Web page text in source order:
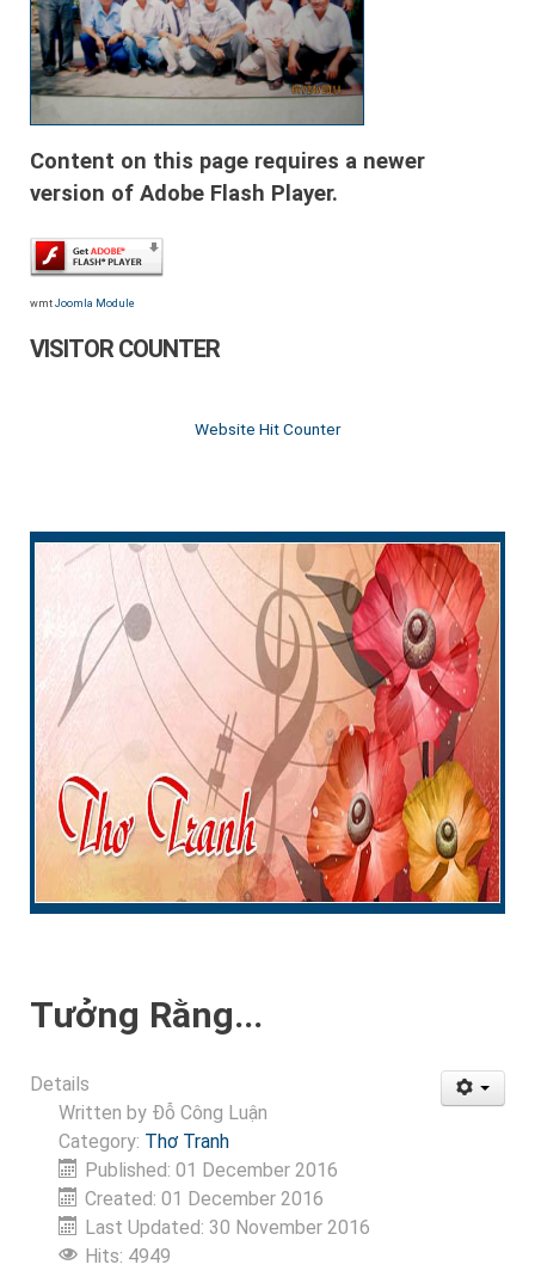
Content on this page requires a newer
version of Adobe Flash Player.
wmt Joomla Module
VISITOR COUNTER
Website Hit Counter
Tưởng Rằng...
Details
Written by Đỗ Công Luận
Category: Thơ Tranh
Published: 01 December 2016
Created: 01 December 2016
Last Updated: 30 November 2016
Hits: 4949